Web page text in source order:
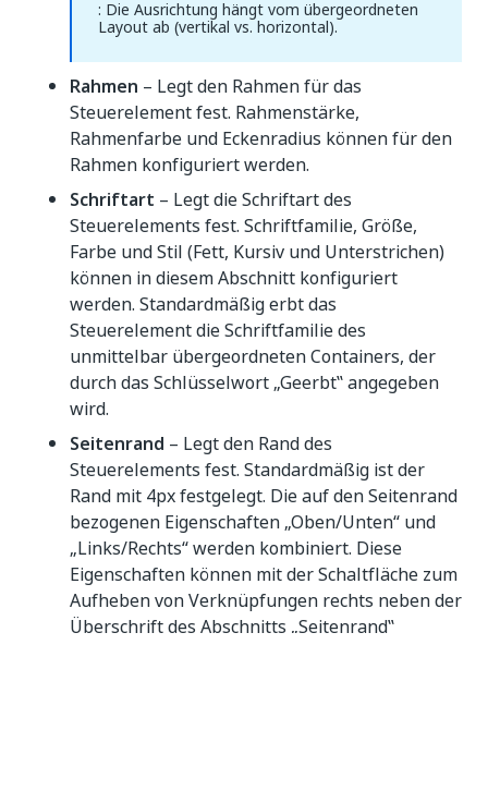
: Die Ausrichtung hängt vom übergeordneten
Layout ab (vertikal vs. horizontal).
Rahmen – Legt den Rahmen für das
Steuerelement fest. Rahmenstärke,
Rahmenfarbe und Eckenradius können für den
Rahmen konfiguriert werden.
Schriftart – Legt die Schriftart des
Steuerelements fest. Schriftfamilie, Größe,
Farbe und Stil (Fett, Kursiv und Unterstrichen)
können in diesem Abschnitt konfiguriert
werden. Standardmäßig erbt das
Steuerelement die Schriftfamilie des
unmittelbar übergeordneten Containers, der
durch das Schlüsselwort „Geerbt‟ angegeben
wird.
Seitenrand – Legt den Rand des
Steuerelements fest. Standardmäßig ist der
Rand mit 4px festgelegt. Die auf den Seitenrand
bezogenen Eigenschaften „Oben/Unten“ und
„Links/Rechts“ werden kombiniert. Diese
Eigenschaften können mit der Schaltfläche zum
Aufheben von Verknüpfungen rechts neben der
Überschrift des Abschnitts „Seitenrand‟